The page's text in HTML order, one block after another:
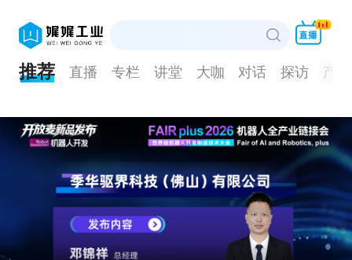
推荐 直播 专栏 讲堂 大咖 对话 探访 产品